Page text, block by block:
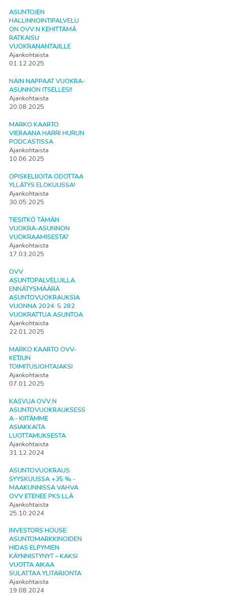
ASUNTOJEN
HALLINNOINTIPALVELU
ON OVV:N KEHITTÄMÄ
RATKAISU
VUOKRANANTAJILLE
Ajankohtaista
01.12.2025
NÄIN NAPPAAT VUOKRA-
ASUNNON ITSELLESI!
Ajankohtaista
20.08.2025
MARKO KAARTO
VIERAANA HARRI HURUN
PODCASTISSA
Ajankohtaista
10.06.2025
OPISKELIJOITA ODOTTAA
YLLÄTYS ELOKUUSSA!
Ajankohtaista
30.05.2025
TIESITKÖ TÄMÄN
VUOKRA-ASUNNON
VUOKRAAMISESTA?
Ajankohtaista
17.03.2025
OVV
ASUNTOPALVELUILLA
ENNÄTYSMÄÄRÄ
ASUNTOVUOKRAUKSIA
VUONNA 2024: 5 282
VUOKRATTUA ASUNTOA
Ajankohtaista
22.01.2025
MARKO KAARTO OVV-
KETJUN
TOIMITUSJOHTAJAKSI
Ajankohtaista
07.01.2025
KASVUA OVV:N
ASUNTOVUOKRAUKSESS
A - KIITÄMME
ASIAKKAITA
LUOTTAMUKSESTA
Ajankohtaista
31.12.2024
ASUNTOVUOKRAUS
SYYSKUUSSA +35 % -
MAAKUNNISSA VAHVA
OVV ETENEE PKS:LLÄ
Ajankohtaista
25.10.2024
INVESTORS HOUSE:
ASUNTOMARKKINOIDEN
HIDAS ELPYMIEN
KÄYNNISTYNYT – KAKSI
VUOTTA AIKAA
SULATTAA YLITARJONTA
Ajankohtaista
19.08.2024